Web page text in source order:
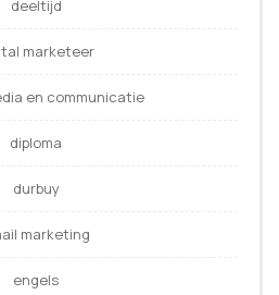
deeltijd
marketeer
en communicatie
diploma
durbuy
marketing
engels